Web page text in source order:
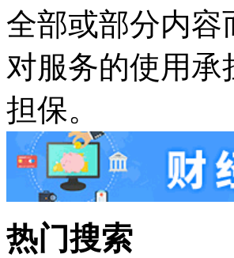
全部或部分内
对服务的使用
担保。
热门搜索